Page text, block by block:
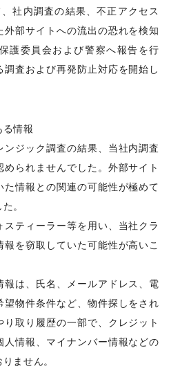
社内調査の結果、不正アクセス
外部サイトへの流出の恐れを検知
護委員会および警察へ報告を行
調査および再発防止対応を開始し
る情報
ンジック調査の結果、当社内調査
られませんでした。外部サイト
た情報との関連の可能性が極めて
。
スティーラー等を用い、当社クラ
を窃取していた可能性が高いこ
報は、氏名、メールアドレス、電
望物件条件など、物件探しをされ
取り履歴の一部で、クレジット
人情報、マイナンバー情報などの
ません。